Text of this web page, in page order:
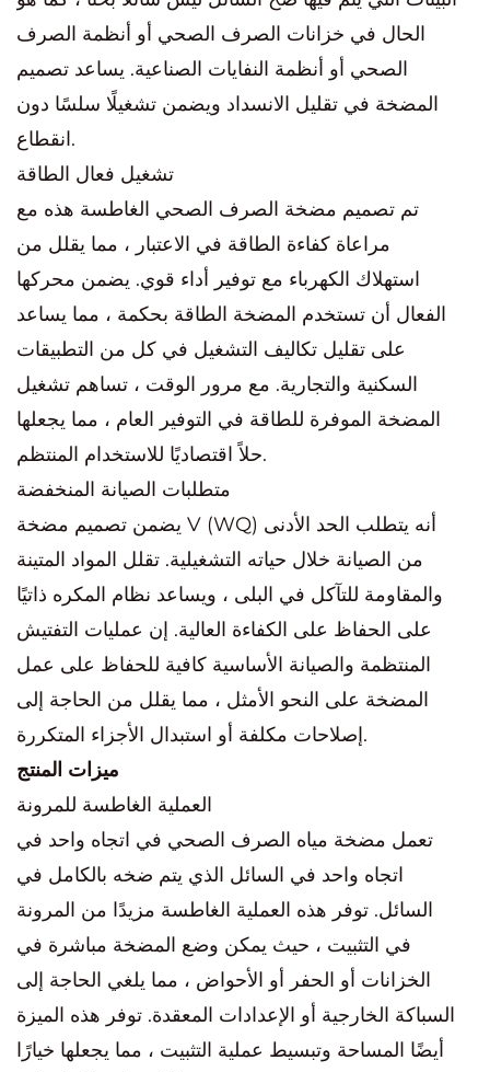
الحال في خزانات الصرف الصحي أو أنظمة الصرف
الصحي أو أنظمة النفايات الصناعية. يساعد تصميم
المضخة في تقليل الانسداد ويضمن تشغيلًا سلسًا دون
انقطاع.
تشغيل فعال الطاقة
تم تصميم مضخة الصرف الصحي الغاطسة هذه مع
مراعاة كفاءة الطاقة في الاعتبار ، مما يقلل من
استهلاك الكهرباء مع توفير أداء قوي. يضمن محركها
الفعال أن تستخدم المضخة الطاقة بحكمة ، مما يساعد
على تقليل تكاليف التشغيل في كل من التطبيقات
السكنية والتجارية. مع مرور الوقت ، تساهم تشغيل
المضخة الموفرة للطاقة في التوفير العام ، مما يجعلها
حلاً اقتصاديًا للاستخدام المنتظم.
متطلبات الصيانة المنخفضة
يضمن تصميم مضخة V (WQ) أنه يتطلب الحد الأدنى
من الصيانة خلال حياته التشغيلية. تقلل المواد المتينة
والمقاومة للتآكل في البلى ، ويساعد نظام المكره ذاتيًا
على الحفاظ على الكفاءة العالية. إن عمليات التفتيش
المنتظمة والصيانة الأساسية كافية للحفاظ على عمل
المضخة على النحو الأمثل ، مما يقلل من الحاجة إلى
إصلاحات مكلفة أو استبدال الأجزاء المتكررة.
ميزات المنتج
العملية الغاطسة للمرونة
تعمل مضخة مياه الصرف الصحي في اتجاه واحد في
اتجاه واحد في السائل الذي يتم ضخه بالكامل في
السائل. توفر هذه العملية الغاطسة مزيدًا من المرونة
في التثبيت ، حيث يمكن وضع المضخة مباشرة في
الخزانات أو الحفر أو الأحواض ، مما يلغي الحاجة إلى
السباكة الخارجية أو الإعدادات المعقدة. توفر هذه الميزة
أيضًا المساحة وتبسيط عملية التثبيت ، مما يجعلها خيارًا